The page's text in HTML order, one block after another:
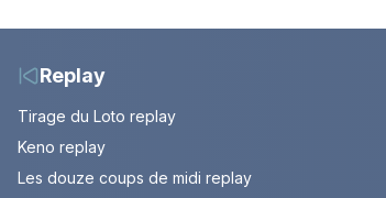
Replay
Tirage du Loto replay
Keno replay
Les douze coups de midi replay